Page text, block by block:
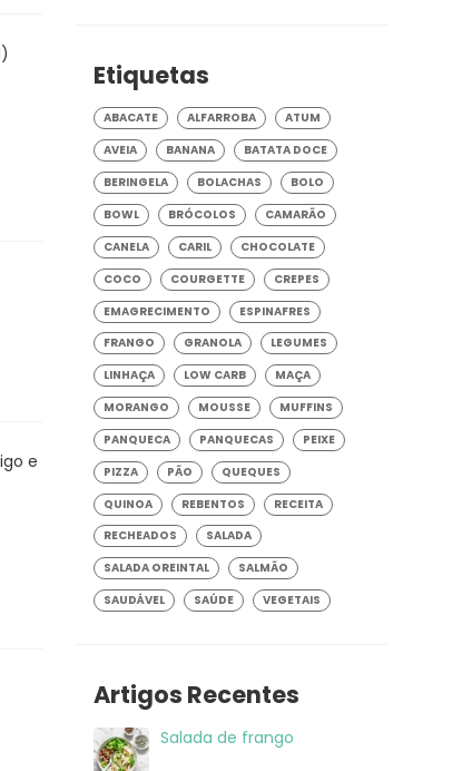
e
Etiquetas
ABACATE ALFARROBA
ATUM
AVEIA
BANANA
BATATA DOCE
BERINGELA
BOLACHAS
BOLO
BOWL
BRÓCOLOS
CAMARÃO
CANELA
CARIL
CHOCOLATE
COCO
COURGETTE
CREPES
EMAGRECIMENTO
ESPINAFRES
FRANGO
GRANOLA
LEGUMES
LINHAÇA
LOW CARB
MAÇA
MORANGO
MOUSSE
MUFFINS
PANQUECA
PANQUECAS
PEIXE
PIZZA
PÃO
QUEQUES
QUINOA
REBENTOS
RECEITA
RECHEADOS
SALADA
SALADA OREINTAL
SALMÃO
SAUDÁVEL
SAÚDE VEGETAIS
Artigos Recentes
Salada de frango ao